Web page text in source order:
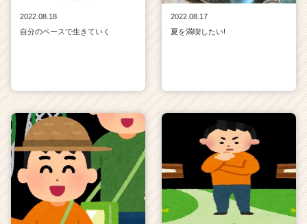
2022.08.18
自分のペースで生きていく
2022.08.17
夏を満喫したい!